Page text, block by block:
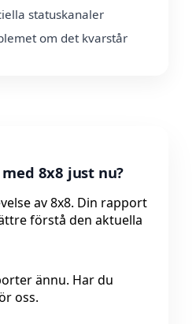
statuskanaler
om det kvarstår
8x8 just nu?
av 8x8. Din rapport
förstå den aktuella
ännu. Har du
oss.